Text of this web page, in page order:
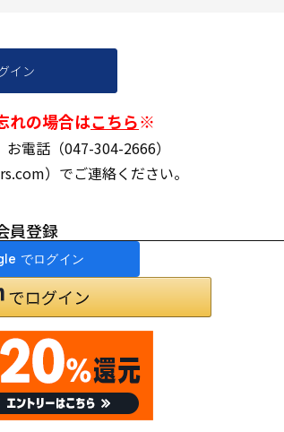
イン
れの場合はこちら※
電話（047-304-2666）
）でご連絡ください。
員登録